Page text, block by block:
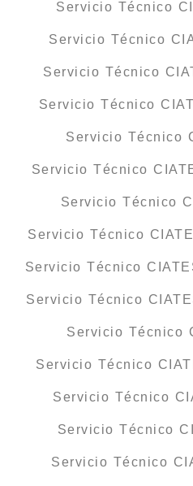
Servicio Técnico
Servicio Técnico
Servicio Técnico
Servicio Técnico
Servicio Técnico
Servicio Técnico
Servicio Técnico
Servicio Técnico
Servicio Técnico
Servicio Técnico
Servicio Técnico
Servicio Técnico
Servicio Técnico
Servicio Técnico
Servicio Técnico